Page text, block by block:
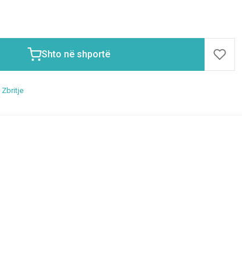
Shto në shportë
Zbritje